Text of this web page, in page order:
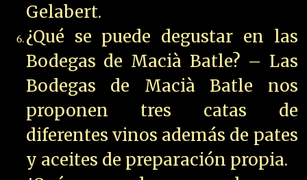
Gelabert.
¿Qué se puede degustar en las
Bodegas de Macià Batle? – Las
Bodegas de Macià Batle nos
proponen tres catas de
diferentes vinos además de pates
y aceites de preparación propia.